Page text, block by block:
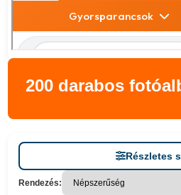
200 darabos
Részletes
Rendezés: